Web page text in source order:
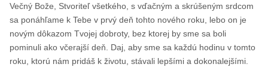
Večný Bože, Stvoriteľ všetkého, s vďačným a skrúšeným srdcom
sa ponáhľame k Tebe v prvý deň tohto nového roku, lebo on je
novým dôkazom Tvojej dobroty, bez ktorej by sme sa boli
pominuli ako včerajší deň. Daj, aby sme sa každú hodinu v tomto
roku, ktorú nám pridáš k životu, stávali lepšími a dokonalejšími.